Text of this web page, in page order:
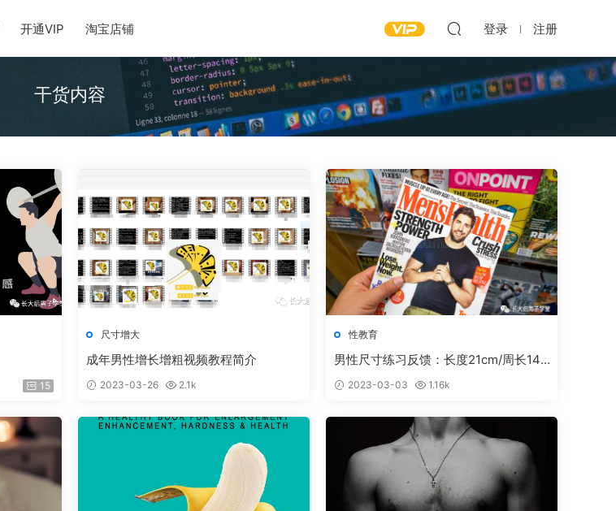
开通VIP 淘宝店铺 登录 注册
干货内容
15
尺寸增大
成年男性增长增粗视频教程简介
2023-03-26 2.1k
性教育
男性尺寸练习反馈：长度21cm/周长14.7
2023-03-03 1.16k